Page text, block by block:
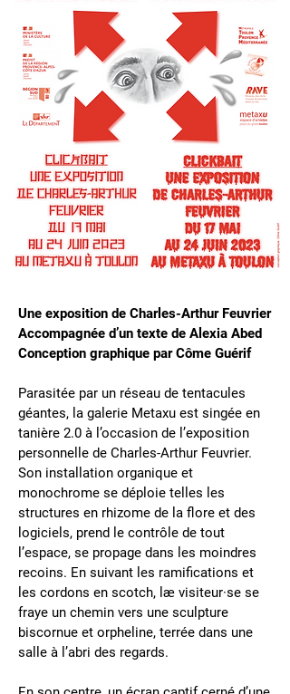
Une exposition de Charles-Arthur Feuvrier
Accompagnée d’un texte de Alexia Abed
Conception graphique par Côme Guérif
Parasitée par un réseau de tentacules
géantes, la galerie Metaxu est singée en
tanière 2.0 à l’occasion de l’exposition
personnelle de Charles-Arthur Feuvrier.
Son installation organique et
monochrome se déploie telles les
structures en rhizome de la flore et des
logiciels, prend le contrôle de tout
l’espace, se propage dans les moindres
recoins. En suivant les ramifications et
les cordons en scotch, læ visiteur·se se
fraye un chemin vers une sculpture
biscornue et orpheline, terrée dans une
salle à l’abri des regards.